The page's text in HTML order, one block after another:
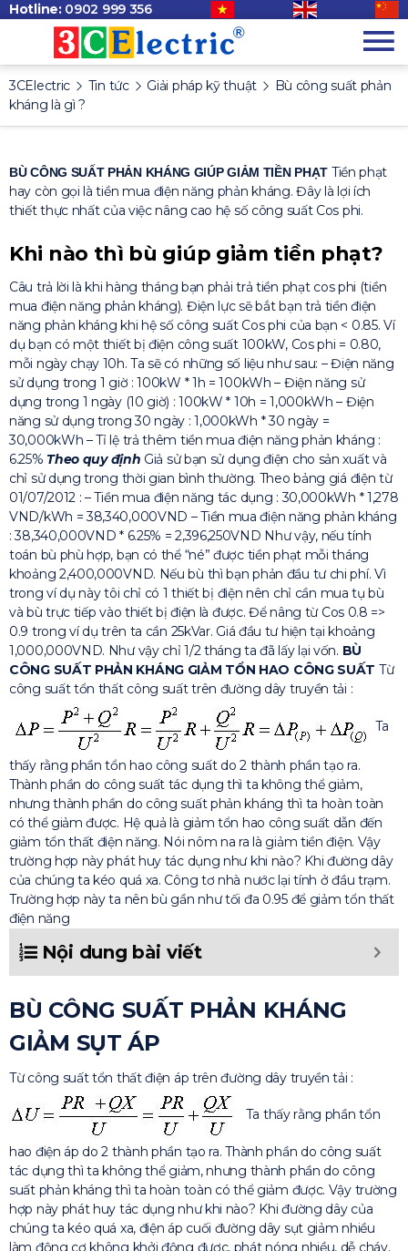
Hotline: 0902 999 356
3CElectric Tin tức Giải pháp kỹ thuật
Bù công suất phản
kháng là gì ?
BÙ CÔNG SUẤT PHẢN KHÁNG GIÚP GIẢM TIỀN PHẠT Tiền phạt
hay còn gọi là tiền mua điện năng phản kháng. Đây là lợi ích
thiết thực nhất của việc nâng cao hệ số công suất Cos phi.
Khi nào thì bù giúp giảm tiền phạt?
Câu trả lời là khi hàng tháng bạn phải trả tiền phạt cos phi (tiền
mua điện năng phản kháng). Điện lực sẽ bắt bạn trả tiền điện
năng phản kháng khi hệ số công suất Cos phi của bạn < 0.85. Ví
dụ bạn có một thiết bị điện công suất 100kW, Cos phi = 0.80,
mỗi ngày chạy 10h. Ta sẽ có những số liệu như sau: – Điện năng
sử dụng trong 1 giờ : 100kW * 1h = 100kWh – Điện năng sử
dụng trong 1 ngày (10 giờ) : 100kW * 10h = 1,000kWh – Điện
năng sử dụng trong 30 ngày : 1,000kWh * 30 ngày =
30,000kWh – Tỉ lệ trả thêm tiền mua điện năng phản kháng :
6.25% Theo quy định Giả sử bạn sử dụng điện cho sản xuất và
chỉ sử dụng trong thời gian bình thường. Theo bảng giá điện từ
01/07/2012 : – Tiền mua điện năng tác dụng : 30,000kWh * 1,278
VND/kWh = 38,340,000VND – Tiền mua điện năng phản kháng
: 38,340,000VND * 6.25% = 2,396,250VND Như vậy, nếu tính
toán bù phù hợp, bạn có thể “né” được tiền phạt mỗi tháng
khoảng 2,400,000VND. Nếu bù thì bạn phản đầu tư chi phí. Vì
trong ví dụ này tôi chỉ có 1 thiết bị điện nên chỉ cần mua tụ bù
và bù trực tiếp vào thiết bị điện là được. Để nâng từ Cos 0.8 =>
0.9 trong ví dụ trên ta cần 25kVar. Giá đầu tư hiện tại khoảng
1,000,000VND. Như vậy chỉ 1/2 tháng ta đã lấy lại vốn. BÙ
CÔNG SUẤT PHẢN KHÁNG GIẢM TỔN HAO CÔNG SUẤT Từ
công suất tổn thất công suất trên đường dây truyền tải :
Ta
thấy rằng phần tổn hao công suất do 2 thành phần tạo ra.
Thành phần do công suất tác dụng thì ta không thể giảm,
nhưng thành phần do công suất phản kháng thì ta hoàn toàn
có thể giảm được. Hệ quả là giảm tổn hao công suất dẫn đến
giảm tổn thất điện năng. Nói nôm na ra là giảm tiền điện. Vậy
trường hợp này phát huy tác dụng như khi nào? Khi đường dây
của chúng ta kéo quá xa. Công tơ nhà nước lại tính ở đầu trạm.
Trường hợp này ta nên bù gần như tối đa 0.95 để giảm tổn thất
điện năng
Nội dung bài viết
BÙ CÔNG SUẤT PHẢN KHÁNG
GIẢM SỤT ÁP
Từ công suất tổn thất điện áp trên đường dây truyền tải :
Ta thấy rằng phần tổn
hao điện áp do 2 thành phần tạo ra. Thành phần do công suất
tác dụng thì ta không thể giảm, nhưng thành phần do công
suất phản kháng thì ta hoàn toàn có thể giảm được. Vậy trường
hợp này phát huy tác dụng như khi nào? Khi đường dây của
chúng ta kéo quá xa, điện áp cuối đường dây sụt giảm nhiều
làm động cơ không khởi động được, phát nóng nhiều, dễ cháy.